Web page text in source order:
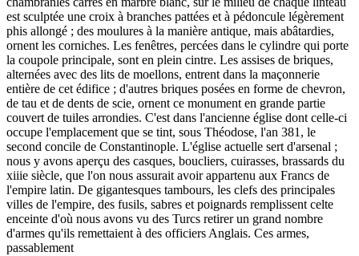
est sculptée une croix à branches pattées et à pédoncule légèrement
phis allongé ; des moulures à la manière antique, mais abâtardies,
ornent les corniches. Les fenêtres, percées dans le cylindre qui porte
la coupole principale, sont en plein cintre. Les assises de briques,
alternées avec des lits de moellons, entrent dans la maçonnerie
entière de cet édifice ; d'autres briques posées en forme de chevron,
de tau et de dents de scie, ornent ce monument en grande partie
couvert de tuiles arrondies. C'est dans l'ancienne église dont celle-ci
occupe l'emplacement que se tint, sous Théodose, l'an 381, le
second concile de Constantinople. L'église actuelle sert d'arsenal ;
nous y avons aperçu des casques, boucliers, cuirasses, brassards du
xiiie siècle, que l'on nous assurait avoir appartenu aux Francs de
l'empire latin. De gigantesques tambours, les clefs des principales
villes de l'empire, des fusils, sabres et poignards remplissent celte
enceinte d'où nous avons vu des Turcs retirer un grand nombre
d'armes qu'ils remettaient à des officiers Anglais. Ces armes,
passablement